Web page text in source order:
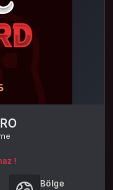
!
Bölge